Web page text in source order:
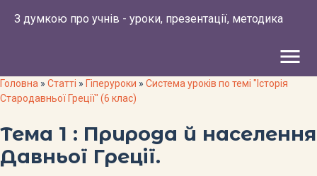
З думкою про учнів - уроки, презентації, методика
menu
Головна » Статті » Гіперуроки » Система уроків по темі "Історія
Стародавньої Греції" (6 клас)
Тема 1 : Природа й населення
Давньої Греції.